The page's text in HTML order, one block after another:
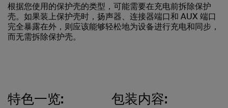
根据您使用的保护壳的类型，可能需要在充电前拆除保护
壳。如果装上保护壳时，扬声器、连接器端口和 AUX 端口
完全暴露在外，则应该能够轻松地为设备进行充电和同步，
而无需拆除保护壳。
特色一览: 包装内容: